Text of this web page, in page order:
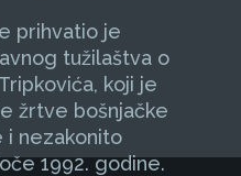
prihvatio je
tužilaštva o
koji je
žrtve bošnjačke
i nezakonito
1992. godine.